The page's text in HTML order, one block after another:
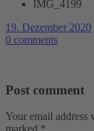
IMG_4199
19. Dezember 2020
0 comments
Post comment
Your email address